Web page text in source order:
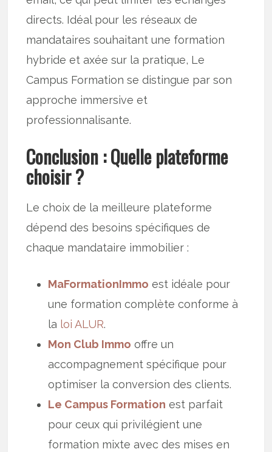
directs. Idéal pour les réseaux de
mandataires souhaitant une formation
hybride et axée sur la pratique, Le
Campus Formation se distingue par son
approche immersive et
professionnalisante.
Conclusion : Quelle plateforme
choisir ?
Le choix de la meilleure plateforme
dépend des besoins spécifiques de
chaque mandataire immobilier :
MaFormationImmo est idéale pour
une formation complète conforme à
la loi ALUR.
Mon Club Immo offre un
accompagnement spécifique pour
optimiser la conversion des clients.
Le Campus Formation est parfait
pour ceux qui privilégient une
formation mixte avec des mises en